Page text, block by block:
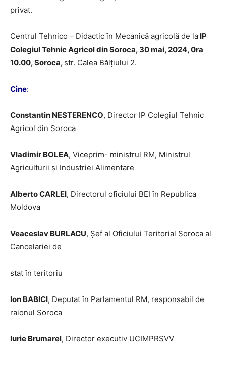
privat.
Centrul Tehnico – Didactic în Mecanică agricolă de la IP
Colegiul Tehnic Agricol din Soroca, 30 mai, 2024, 0ra
10.00, Soroca, str. Calea Bălțiului 2.
Cine:
Constantin NESTERENCO, Director IP Colegiul Tehnic
Agricol din Soroca
Vladimir BOLEA, Viceprim- ministrul RM, Ministrul
Agriculturii și Industriei Alimentare
Alberto CARLEI, Directorul oficiului BEI în Republica
Moldova
Veaceslav BURLACU, Șef al Oficiului Teritorial Soroca al
Cancelariei de
stat în teritoriu
Ion BABICI, Deputat în Parlamentul RM, responsabil de
raionul Soroca
Iurie Brumarel, Director executiv UCIMPRSVV